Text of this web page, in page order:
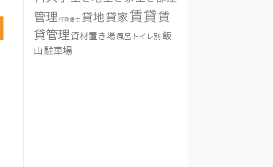
管理 行政書士 貸地貸家賃貸賃
貸管理資材置き場 風呂トイレ別 飯
山駐車場